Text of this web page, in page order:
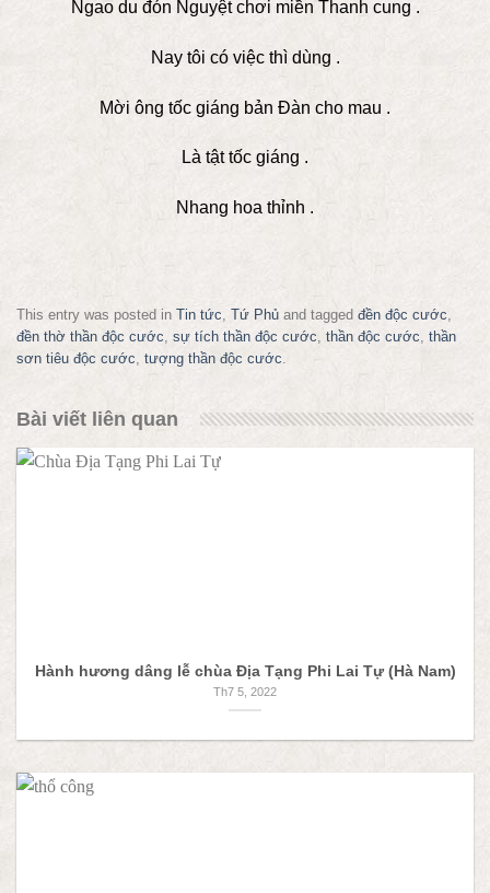
Ngao du đón Nguyệt chơi miền Thanh cung .
Nay tôi có việc thì dùng .
Mời ông tốc giáng bản Đàn cho mau .
Là tật tốc giáng .
Nhang hoa thỉnh .
This entry was posted in Tin tức, Tứ Phủ and tagged đền độc cước,
đền thờ thần độc cước, sự tích thần độc cước, thần độc cước, thần
sơn tiêu độc cước, tượng thần độc cước.
Bài viết liên quan
Hành hương dâng lễ chùa Địa Tạng Phi Lai Tự (Hà Nam)
Th7 5, 2022